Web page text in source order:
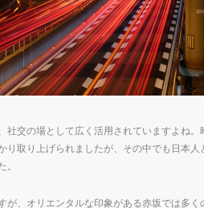
社交の場として広く活用されていますよね
り取り上げられましたが、その中でも日本
。
が、オリエンタルな印象がある赤坂では多